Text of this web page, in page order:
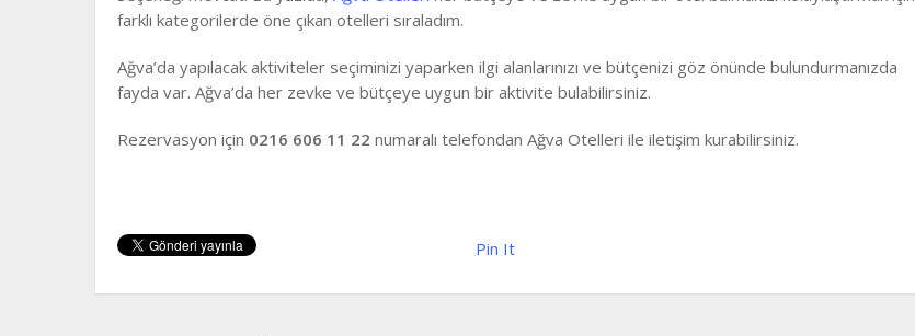
farklı kategorilerde öne çıkan otelleri sıraladım.
Ağva’da yapılacak aktiviteler seçiminizi yaparken ilgi alanlarınızı ve bütçenizi göz önünde bulundurmanızda
fayda var. Ağva’da her zevke ve bütçeye uygun bir aktivite bulabilirsiniz.
Rezervasyon için 0216 606 11 22 numaralı telefondan Ağva Otelleri ile iletişim kurabilirsiniz.
Pin It